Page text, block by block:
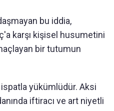
bu iddia,
karşı kişisel husumetini
bir tutumun
ispatla yükümlüdür. Aksi
iftiracı ve art niyetli